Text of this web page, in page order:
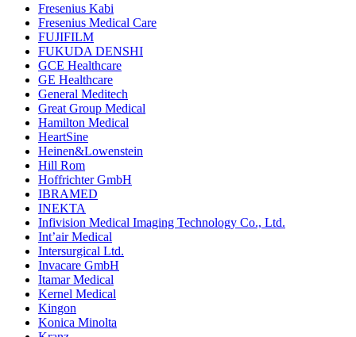
Fresenius Kabi
Fresenius Medical Care
FUJIFILM
FUKUDA DENSHI
GCE Healthcare
GE Healthcare
General Meditech
Great Group Medical
Hamilton Medical
HeartSine
Heinen&Lowenstein
Hill Rom
Hoffrichter GmbH
IBRAMED
INEKTA
Infivision Medical Imaging Technology Co., Ltd.
Int’air Medical
Intersurgical Ltd.
Invacare GmbH
Itamar Medical
Kernel Medical
Kingon
Konica Minolta